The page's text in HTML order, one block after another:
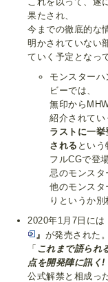
果たされ、
今までの徹底的な
明かされていない
ていく予定となっ
モンスター
ビーでは、
無印から
紹介されてい
ラストに一
される という
フルCGで登
忌のモンスタ
他のモンスタ
りというか別
2020年1月7日には
』 が発売された。
「 これまで語られ
点を開発陣に訊く!
公式解禁と相成っ